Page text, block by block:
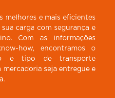
melhores e mais eficientes
carga com segurança e
Com as informações
how, encontramos o
e tipo de transporte
mercadoria seja entregue e